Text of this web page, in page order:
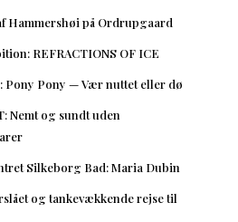
Hammershøi på Ordrupgaard
REFRACTIONS OF ICE
Pony Pony — Vær nuttet eller dø
Nemt og sundt uden
Silkeborg Bad: Maria Dubin
og tankevækkende rejse til